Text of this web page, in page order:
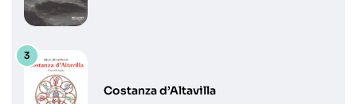
Costanza d’Altavilla